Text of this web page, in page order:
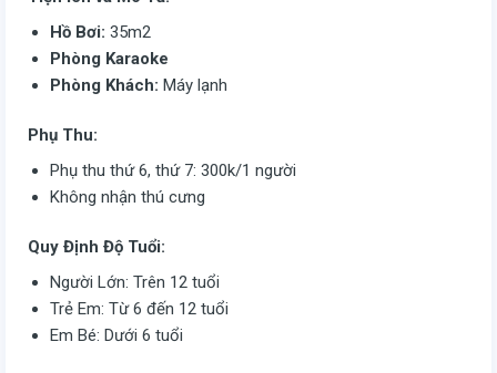
Hồ Bơi: 35m2
Phòng Karaoke
Phòng Khách: Máy lạnh
Phụ Thu:
Phụ thu thứ 6, thứ 7: 300k/1 người
Không nhận thú cưng
Quy Định Độ Tuổi:
Người Lớn: Trên 12 tuổi
Trẻ Em: Từ 6 đến 12 tuổi
Em Bé: Dưới 6 tuổi